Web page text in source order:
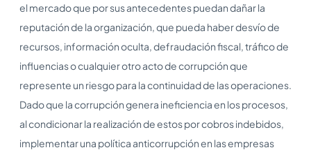
el mercado que por sus antecedentes puedan dañar la
reputación de la organización, que pueda haber desvío de
recursos, información oculta, defraudación fiscal, tráfico de
influencias o cualquier otro acto de corrupción que
represente un riesgo para la continuidad de las operaciones.
Dado que la corrupción genera ineficiencia en los procesos,
al condicionar la realización de estos por cobros indebidos,
implementar una política anticorrupción en las empresas